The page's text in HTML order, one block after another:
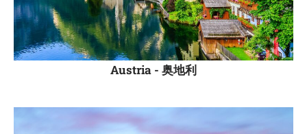
Austria - 奥地利